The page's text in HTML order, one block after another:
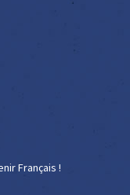
Français !